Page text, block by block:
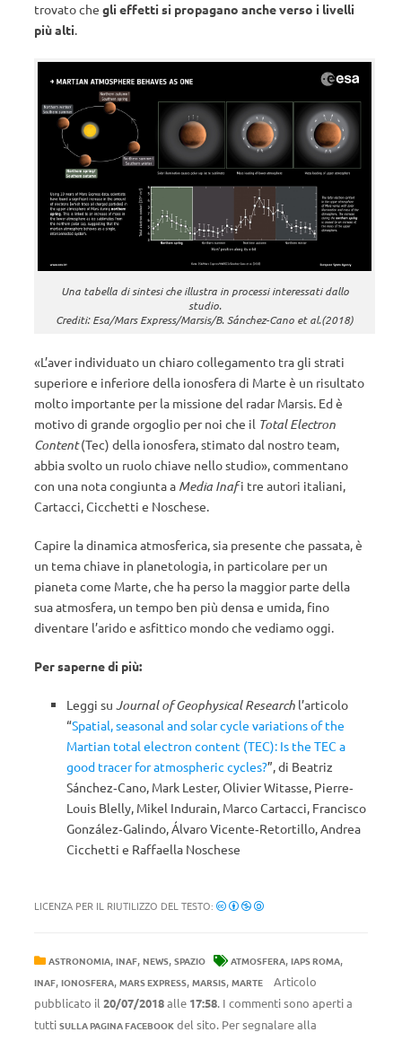
trovato che gli effetti si propagano anche verso i livelli
più alti.
Una tabella di sintesi che illustra in processi interessati dallo
studio.
Crediti: Esa/Mars Express/Marsis/B. Sánchez-Cano et al.(2018)
«L’aver individuato un chiaro collegamento tra gli strati
superiore e inferiore della ionosfera di Marte è un risultato
molto importante per la missione del radar Marsis. Ed è
motivo di grande orgoglio per noi che il Total Electron
Content(Tec) della ionosfera, stimato dal nostro team,
abbia svolto un ruolo chiave nello studio», commentano
con una nota congiunta a Media Inafi tre autori italiani,
Cartacci, Cicchetti e Noschese.
Capire la dinamica atmosferica, sia presente che passata, è
un tema chiave in planetologia, in particolare per un
pianeta come Marte, che ha perso la maggior parte della
sua atmosfera, un tempo ben più densa e umida, fino
diventare l’arido e asfittico mondo che vediamo oggi.
Per saperne di più:
Leggi su Journal of Geophysical Research l’articolo
“Spatial, seasonal and solar cycle variations of the
Martian total electron content (TEC): Is the TEC a
good tracer for atmospheric cycles?”, di Beatriz
Sánchez‐Cano, Mark Lester, Olivier Witasse, Pierre‐
Louis Blelly, Mikel Indurain, Marco Cartacci, Francisco
González‐Galindo, Álvaro Vicente‐Retortillo, Andrea
Cicchetti e Raffaella Noschese
LICENZA PER IL RIUTILIZZO DEL TESTO:
ASTRONOMIA, INAF, NEWS, SPAZIO ATMOSFERA, IAPS ROMA,
INAF, IONOSFERA, MARS EXPRESS, MARSIS, MARTE
Articolo
pubblicato il 20/07/2018alle 17:58. I commenti sono aperti a
tutti SULLA PAGINA FACEBOOK del sito. Per segnalare alla